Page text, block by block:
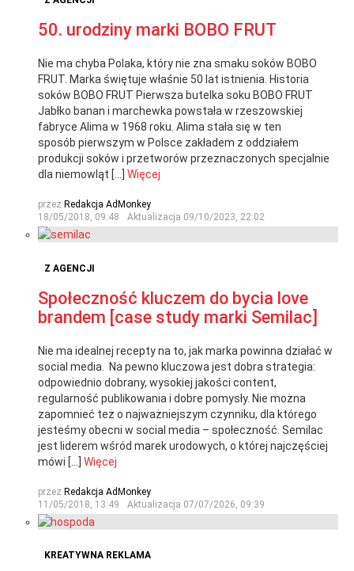
50. urodziny marki BOBO FRUT
Nie ma chyba Polaka, który nie zna smaku soków BOBO
FRUT. Marka świętuje właśnie 50 lat istnienia. Historia
soków BOBO FRUT Pierwsza butelka soku BOBO FRUT
Jabłko banan i marchewka powstała w rzeszowskiej
fabryce Alima w 1968 roku. Alima stała się w ten
sposób pierwszym w Polsce zakładem z oddziałem
produkcji soków i przetworów przeznaczonych specjalnie
dla niemowląt […] Więcej
przez Redakcja AdMonkey
18/05/2018, 09:48
Aktualizacja 09/10/2023, 22:02
Z AGENCJI
Społeczność kluczem do bycia love
brandem [case study marki Semilac]
Nie ma idealnej recepty na to, jak marka powinna działać w
social media. Na pewno kluczowa jest dobra strategia:
odpowiednio dobrany, wysokiej jakości content,
regularność publikowania i dobre pomysły. Nie można
zapomnieć też o najważniejszym czynniku, dla którego
jesteśmy obecni w social media – społeczność. Semilac
jest liderem wśród marek urodowych, o której najczęściej
mówi […] Więcej
przez Redakcja AdMonkey
11/05/2018, 13:49
Aktualizacja 07/07/2026, 09:39
KREATYWNA REKLAMA